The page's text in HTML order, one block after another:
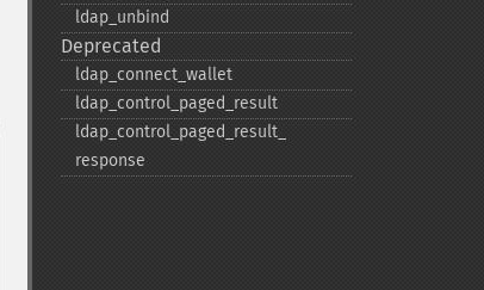
ldap_​unbind
Deprecated
ldap_​connect_​wallet
ldap_​control_​paged_​result
ldap_​control_​paged_​result_​
response